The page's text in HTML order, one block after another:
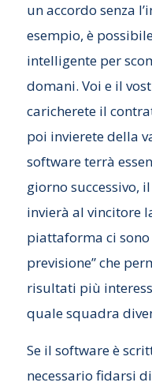
un accordo senza
esempio, è
intelligente per
domani. Voi e il
caricherete il
poi invierete della
software terrà
giorno successivo,
invierà al vincitore
piattaforma ci
previsione” che
risultati più
quale squadra
Se il software è
necessario fidarsi